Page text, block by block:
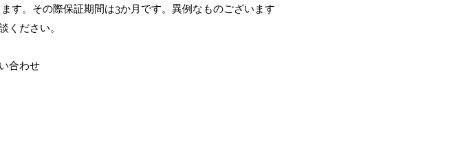
す。その際保証期間は3か月です。異例なものございます
ください。
合わせ